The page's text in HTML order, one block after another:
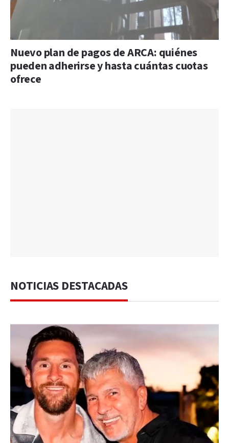
Nuevo plan de pagos de ARCA: quiénes
pueden adherirse y hasta cuántas cuotas
ofrece
NOTICIAS DESTACADAS